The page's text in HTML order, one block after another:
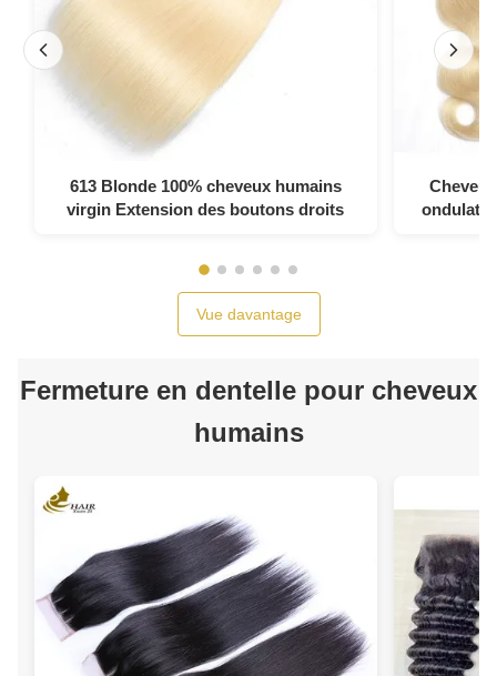
613 Blonde 100% cheveux humains
virgin Extension des boutons droits
Vue davantage
Fermeture en dentelle pour cheveux
humains